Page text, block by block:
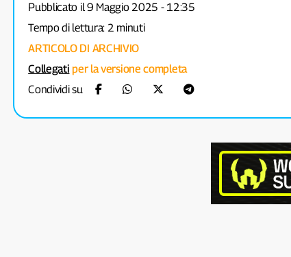
Pubblicato il 9 Maggio 2025 - 12:35
Tempo di lettura: 2 minuti
ARTICOLO DI ARCHIVIO
Collegati per la versione completa
Condividi su